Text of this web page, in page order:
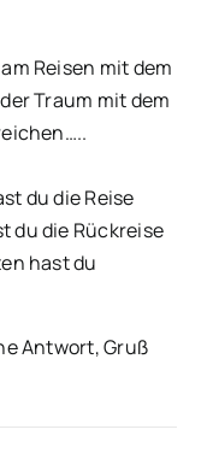
Reisen mit dem
Traum mit dem
du die Reise
du die Rückreise
hast du
Antwort, Gruß